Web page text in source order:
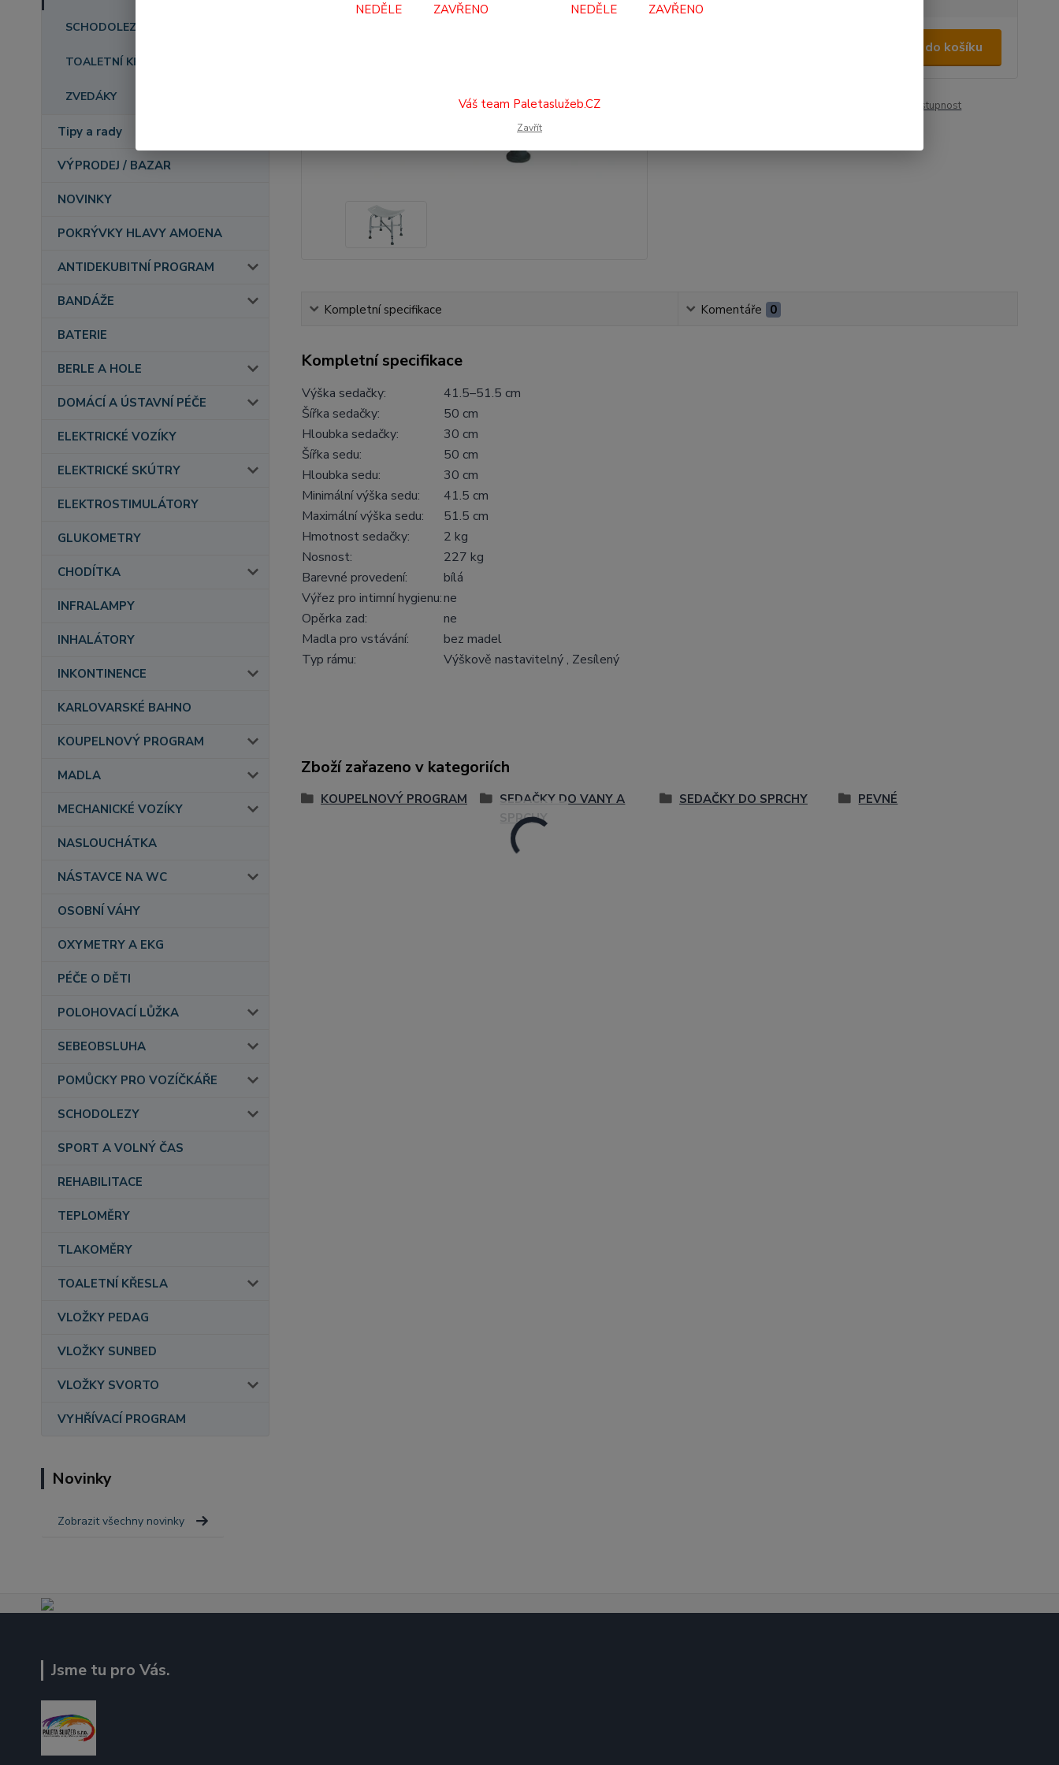
SCHODOLEZY
TOALETNÍ KŘESLA
ZVEDÁKY
Tipy a rady
VÝPRODEJ / BAZAR
NOVINKY
POKRÝVKY HLAVY AMOENA
ANTIDEKUBITNÍ PROGRAM
BANDÁŽE
BATERIE
BERLE A HOLE
DOMÁCÍ A ÚSTAVNÍ PÉČE
ELEKTRICKÉ VOZÍKY
ELEKTRICKÉ SKÚTRY
ELEKTROSTIMULÁTORY
GLUKOMETRY
CHODÍTKA
INFRALAMPY
INHALÁTORY
INKONTINENCE
KARLOVARSKÉ BAHNO
KOUPELNOVÝ PROGRAM
MADLA
MECHANICKÉ VOZÍKY
NASLOUCHÁTKA
NÁSTAVCE NA WC
OSOBNÍ VÁHY
OXYMETRY A EKG
PÉČE O DĚTI
POLOHOVACÍ LŮŽKA
SEBEOBSLUHA
POMŮCKY PRO VOZÍČKÁŘE
SCHODOLEZY
SPORT A VOLNÝ ČAS
REHABILITACE
TEPLOMĚRY
TLAKOMĚRY
TOALETNÍ KŘESLA
VLOŽKY PEDAG
VLOŽKY SUNBED
VLOŽKY SVORTO
VYHŘÍVACÍ PROGRAM
Novinky
Zobrazit všechny novinky
Přidat do košíku
Hlídat cenu / dostupnost
Kompletní specifikace Komentáře 0
Kompletní specifikace
Výška sedačky:
41.5–51.5 cm
Šířka sedačky:
50 cm
Hloubka sedačky:
30 cm
Šířka sedu:
50 cm
Hloubka sedu:
30 cm
Minimální výška sedu:
41.5 cm
Maximální výška sedu:
51.5 cm
Hmotnost sedačky:
2 kg
Nosnost:
227 kg
Barevné provedení:
bílá
Výřez pro intimní hygienu:ne
Opěrka zad:
ne
Madla pro vstávání:
bez madel
Typ rámu:
Výškově nastavitelný , Zesílený
Zboží zařazeno v kategoriích
KOUPELNOVÝ PROGRAM
SEDAČKY DO VANY A
SPRCHY
SEDAČKY DO SPRCHY PEVNÉ
Jsme tu pro Vás.
NEDĚLE ZAVŘENO NEDĚLE ZAVŘENO
Váš team Paletaslužeb.CZ
Zavřít